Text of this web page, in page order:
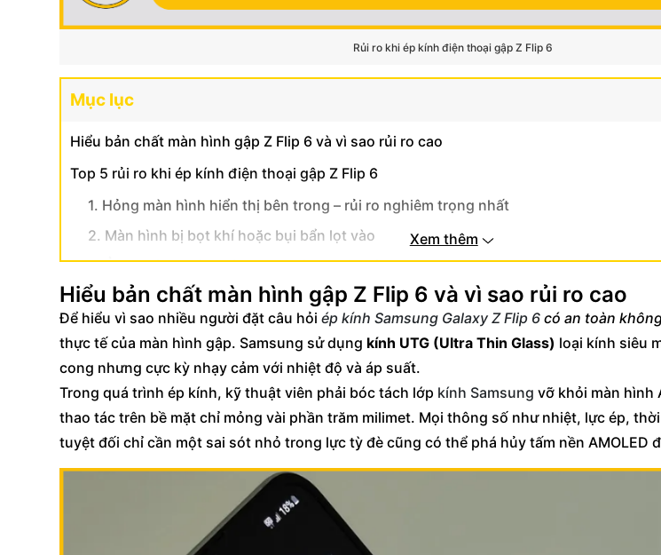
Rủi ro khi ép kính điện thoại gập Z Flip 6
Mục lục
Hiểu bản chất màn hình gập Z Flip 6 và vì sao rủi ro cao
Top 5 rủi ro khi ép kính điện thoại gập Z Flip 6
1. Hỏng màn hình hiển thị bên trong – rủi ro nghiêm trọng nhất
2. Màn hình bị bọt khí hoặc bụi bẩn lọt vào
3. Ảnh hưởng đến khả năng chống nước của Z Flip 6
4. Liệt cảm ứng hoặc cảm ứng không nhạy
5. Sử dụng kính thay thế kém chất lượng
Cách giảm thiểu rủi ro khi ép kính Z Flip 6
Xem thêm
Hiểu bản chất màn hình gập Z Flip 6 và vì sao rủi ro cao
Để hiểu vì sao nhiều người đặt câu hỏi ép kính Samsung Galaxy Z Flip 6 có an toàn
thực tế của màn hình gập. Samsung sử dụng kính UTG (Ultra Thin Glass) loại kính siêu
cong nhưng cực kỳ nhạy cảm với nhiệt độ và áp suất.
Trong quá trình ép kính, kỹ thuật viên phải bóc tách lớp kính Samsung vỡ khỏi màn hình
thao tác trên bề mặt chỉ mỏng vài phần trăm milimet. Mọi thông số như nhiệt, lực ép,
tuyệt đối chỉ cần một sai sót nhỏ trong lực tỳ đè cũng có thể phá hủy tấm nền AMOLED